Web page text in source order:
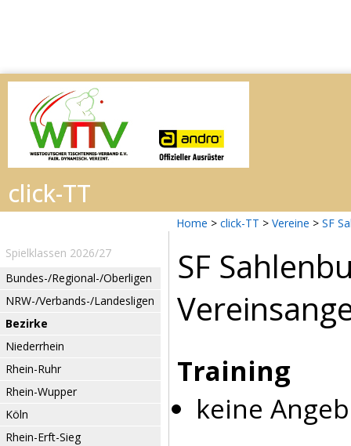
Home > click-TT > Vereine > SF
Spielklassen 2026/27
Bundes-/Regional-/Oberligen
NRW-/Verbands-/Landesligen
Bezirke
Niederrhein
Rhein-Ruhr
Rhein-Wupper
Köln
Rhein-Erft-Sieg
SF
Training
keine